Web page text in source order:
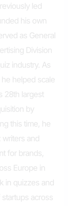
led
his own
as General
Division
industry. As
helped scale
28th largest
by
this time, he
writers and
for brands,
Europe in
in quizzes and
across